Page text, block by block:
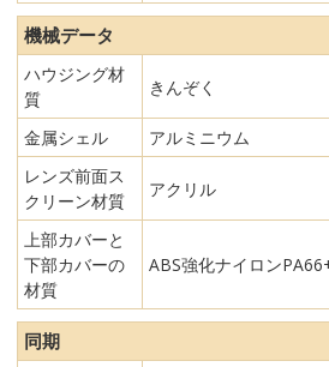
機械データ
ハウジング材
質
きんぞく
金属シェル
アルミニウム
レンズ前面ス
クリーン材質
アクリル
上部カバーと
下部カバーの
材質
ABS強化ナイロン
同期